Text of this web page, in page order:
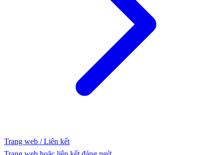
Trang web / Liên kết